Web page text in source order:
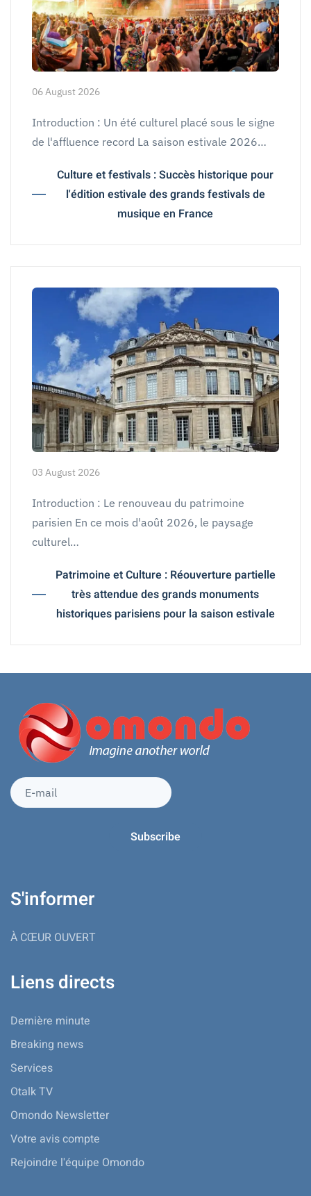
06 August 2026
Introduction : Un été culturel placé sous le signe
de l'affluence record La saison estivale 2026…
Culture et festivals : Succès historique pour
l'édition estivale des grands festivals de
musique en France
03 August 2026
Introduction : Le renouveau du patrimoine
parisien En ce mois d'août 2026, le paysage
culturel…
Patrimoine et Culture : Réouverture partielle
très attendue des grands monuments
historiques parisiens pour la saison estivale
S'informer
À CŒUR OUVERT
Liens directs
Dernière minute
Breaking news
Services
Otalk TV
Omondo Newsletter
Votre avis compte
Rejoindre l'équipe Omondo